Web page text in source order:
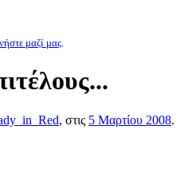
μαζί μας.
, στις 5 Μαρτίου 2008.